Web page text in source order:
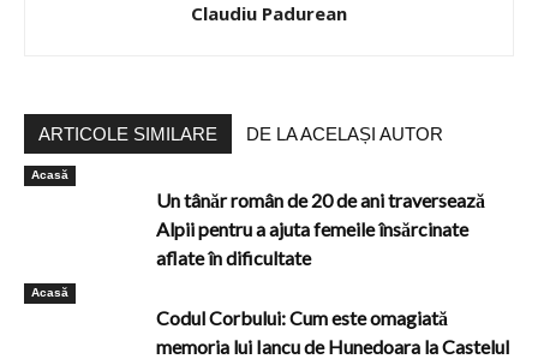
Claudiu Padurean
ARTICOLE SIMILARE DE LA ACELAȘI AUTOR
Acasă
Un tânăr român de 20 de ani traversează
Alpii pentru a ajuta femeile însărcinate
aflate în dificultate
Acasă
Codul Corbului: Cum este omagiată
memoria lui Iancu de Hunedoara la Castelul